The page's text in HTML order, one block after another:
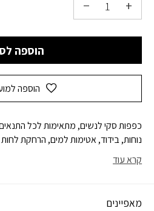
הוספה
הוספה
כפפות סקי לנשים, מתאימות לכל
נוחות, בידוד, אטימות למים, הרחקת
קרא עוד
מאפיינים